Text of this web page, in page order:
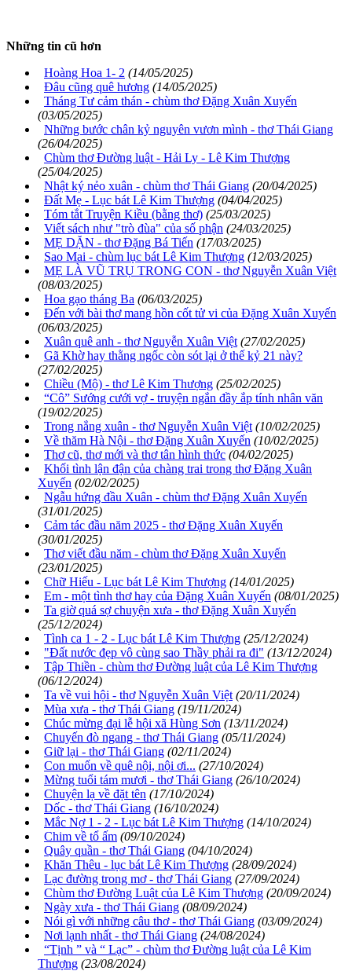
Những tin cũ hơn
Hoàng Hoa 1- 2 (14/05/2025)
Đâu cũng quê hương (14/05/2025)
Tháng Tư cảm thán - chùm thơ Đặng Xuân Xuyến
(03/05/2025)
Những bước chân kỷ nguyên vươn mình - thơ Thái Giang
(26/04/2025)
Chùm thơ Đường luật - Hải Ly - Lê Kim Thượng
(25/04/2025)
Nhật ký nẻo xuân - chùm thơ Thái Giang (20/04/2025)
Đất Mẹ - Lục bát Lê Kim Thượng (04/04/2025)
Tóm tắt Truyện Kiều (bằng thơ) (25/03/2025)
Viết sách như "trò đùa" của số phận (24/03/2025)
MẸ DẶN - thơ Đặng Bá Tiến (17/03/2025)
Sao Mai - chùm lục bát Lê Kim Thượng (12/03/2025)
MẸ LÀ VŨ TRỤ TRONG CON - thơ Nguyễn Xuân Việt
(08/03/2025)
Hoa gạo tháng Ba (06/03/2025)
Đến với bài thơ mang hồn cốt tử vi của Đặng Xuân Xuyến
(06/03/2025)
Xuân quê anh - thơ Nguyễn Xuân Việt (27/02/2025)
Gã Khờ hay thằng ngốc còn sót lại ở thế kỷ 21 này?
(27/02/2025)
Chiều (Mộ) - thơ Lê Kim Thượng (25/02/2025)
“Cô” Sướng cưới vợ - truyện ngắn đầy ắp tính nhân văn
(19/02/2025)
Trong nắng xuân - thơ Nguyễn Xuân Việt (10/02/2025)
Về thăm Hà Nội - thơ Đặng Xuân Xuyến (10/02/2025)
Thơ cũ, thơ mới và thơ tân hình thức (04/02/2025)
Khối tình lận đận của chàng trai trong thơ Đặng Xuân
Xuyến (02/02/2025)
Ngẫu hứng đầu Xuân - chùm thơ Đặng Xuân Xuyến
(31/01/2025)
Cảm tác đầu năm 2025 - thơ Đặng Xuân Xuyến
(30/01/2025)
Thơ viết đầu năm - chùm thơ Đặng Xuân Xuyến
(23/01/2025)
Chữ Hiếu - Lục bát Lê Kim Thượng (14/01/2025)
Em - một tình thơ hay của Đặng Xuân Xuyến (08/01/2025)
Ta giờ quá sợ chuyện xưa - thơ Đặng Xuân Xuyến
(25/12/2024)
Tình ca 1 - 2 - Lục bát Lê Kim Thượng (25/12/2024)
"Đất nước đẹp vô cùng sao Thầy phải ra đi" (13/12/2024)
Tập Thiền - chùm thơ Đường luật của Lê Kim Thượng
(06/12/2024)
Ta về vui hội - thơ Nguyễn Xuân Việt (20/11/2024)
Mùa xưa - thơ Thái Giang (19/11/2024)
Chúc mừng đại lễ hội xã Hùng Sơn (13/11/2024)
Chuyến đò ngang - thơ Thái Giang (05/11/2024)
Giữ lại - thơ Thái Giang (02/11/2024)
Con muốn về quê nội, nội ơi... (27/10/2024)
Mừng tuổi tám mươi - thơ Thái Giang (26/10/2024)
Chuyện lạ về đặt tên (17/10/2024)
Dốc - thơ Thái Giang (16/10/2024)
Mắc Nợ 1 - 2 - Lục bát Lê Kim Thượng (14/10/2024)
Chim về tổ ấm (09/10/2024)
Quây quần - thơ Thái Giang (04/10/2024)
Khăn Thêu - lục bát Lê Kim Thượng (28/09/2024)
Lạc đường trong mơ - thơ Thái Giang (27/09/2024)
Chùm thơ Đường Luật của Lê Kim Thượng (20/09/2024)
Ngày xưa - thơ Thái Giang (08/09/2024)
Nói gì với những câu thơ - thơ Thái Giang (03/09/2024)
Nơi lạnh nhất - thơ Thái Giang (24/08/2024)
“Tịnh ” và “ Lạc” - chùm thơ Đường luật của Lê Kim
Thượng (23/08/2024)